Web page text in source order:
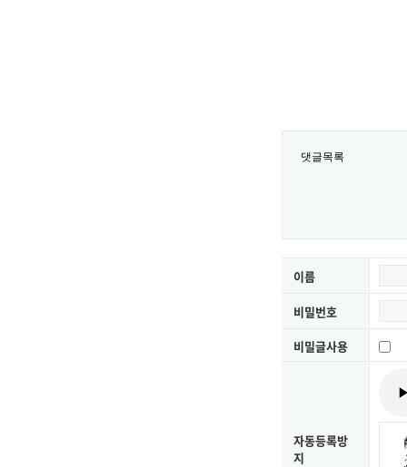
댓글목록
이름
비밀번호
비밀글사용
자동등록방
지